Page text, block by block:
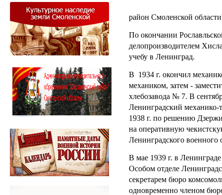
район Смоленской
По окончании
делопроизводителем
учебу в Ленинград.
В 1934 г. окончил
механиком, затем -
хлебозавода № 7. В
Ленинградский механико-
1938 г. по решению
на оперативную
Ленинградского военного
В мае 1939 г. в
Особом отделе
секретарем бюро
одновременно членом